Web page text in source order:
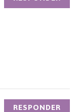
RESPONDER